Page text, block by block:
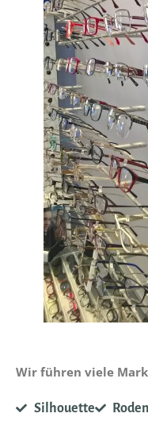
Wir führen viele
Silhouette